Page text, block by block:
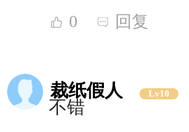
0 回复
裁纸假人 Lv10
不错